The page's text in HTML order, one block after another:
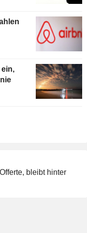
ein,
bleibt hinter